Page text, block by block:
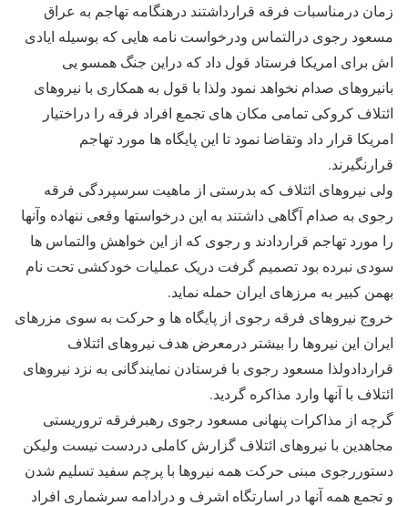
زمان درمناسبات فرقه قرارداشتند درهنگامه تهاجم به عراق
مسعود رجوی درالتماس ودرخواست نامه هایی که بوسیله ایادی
اش برای امریکا فرستاد قول داد که دراین جنگ همسو یی
بانیروهای صدام نخواهد نمود ولذا با قول به همکاری با نیروهای
ائتلاف کروکی تمامی مکان های تجمع افراد فرقه را دراختیار
امریکا قرار داد وتقاضا نمود تا این پایگاه ها مورد تهاجم
قرارنگیرند.
ولی نیروهای ائتلاف که بدرستی از ماهیت سرسپردگی فرقه
رجوی به صدام آگاهی داشتند به این درخواستها وقعی ننهاده وآنها
را مورد تهاجم قراردادند و رجوی که از این خواهش والتماس ها
سودی نبرده بود تصمیم گرفت دریک عملیات خودکشی تحت نام
بهمن کبیر به مرزهای ایران حمله نماید.
خروج نیروهای فرقه رجوی از پایگاه ها و حرکت به سوی مزرهای
ایران این نیروها را بیشتر درمعرض هدف نیروهای ائتلاف
قراردادولذا مسعود رجوی با فرستادن نمایندگانی به نزد نیروهای
ائتلاف با آنها وارد مذاکره گردید.
گرچه از مذاکرات پنهانی مسعود رجوی رهبرفرقه تروریستی
مجاهدین با نیروهای ائتلاف گزارش کاملی دردست نیست ولیکن
دستوررجوی مبنی حرکت همه نیروها با پرچم سفید تسلیم شدن
و تجمع همه آنها در اسارتگاه اشرف و درادامه سرشماری افراد